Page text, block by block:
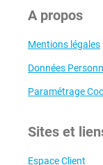
A propos
Mentions légales
Données
Paramétrage
Sites et
Espace Client